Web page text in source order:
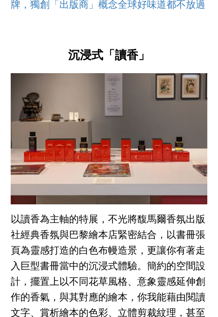
牌，獨創「出版商」概念全球好味道都不放過
沉浸式「讀香」
以讀香為主軸的特展，不光將馥馬爾香氛出版
社經典香氛與巴黎繪本店緊密結合，以書冊張
頁為靈感打造的白色布幔造景，更讓你有著走
入巨型書冊當中的沉浸式體驗。簡約的空間設
計，擺置上以不同花草風格、意象靈感延伸創
作的香氣，與其對應的繪本，你我能藉由閱讀
文字、賞析繪本的色彩、立體剪裁紋理，甚至